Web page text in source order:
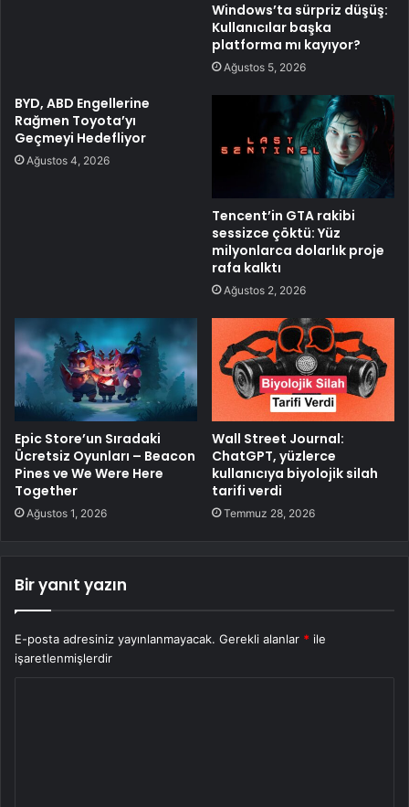
Windows’ta sürpriz düşüş:
Kullanıcılar başka
platforma mı kayıyor?
Ağustos 5, 2026
BYD, ABD Engellerine
Rağmen Toyota’yı
Geçmeyi Hedefliyor
Ağustos 4, 2026
Tencent’in GTA rakibi
sessizce çöktü: Yüz
milyonlarca dolarlık proje
rafa kalktı
Ağustos 2, 2026
Epic Store’un Sıradaki
Ücretsiz Oyunları – Beacon
Pines ve We Were Here
Together
Ağustos 1, 2026
Wall Street Journal:
ChatGPT, yüzlerce
kullanıcıya biyolojik silah
tarifi verdi
Temmuz 28, 2026
Bir yanıt yazın
E-posta adresiniz yayınlanmayacak. Gerekli alanlar * ile
işaretlenmişlerdir